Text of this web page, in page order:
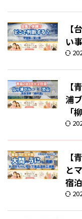
【
い
【
浦
「
【
と
宿